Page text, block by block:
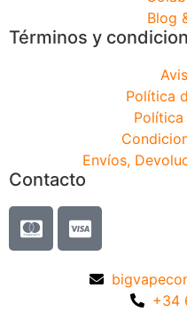
Blog
Términos y
Política
Envíos,
Contacto
+34